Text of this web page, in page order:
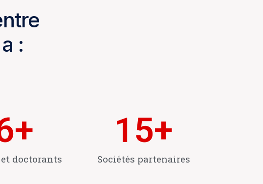
:
+
doctorants
15+
Sociétés partenaires